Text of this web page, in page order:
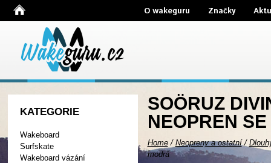
O wakeguru Značky
KATEGORIE
Wakeboard
Surfskate
Wakeboard vázání
SOÖRUZ
NEOPREN
Home/ Neopreny a ostatní/
modrá